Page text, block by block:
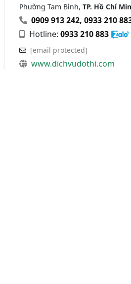
Phường Tam Bình,TP. Hồ Chí
0909 913 242,0933 210
Hotline:0933 210 883
[email protected]
www.dichvudothi.com